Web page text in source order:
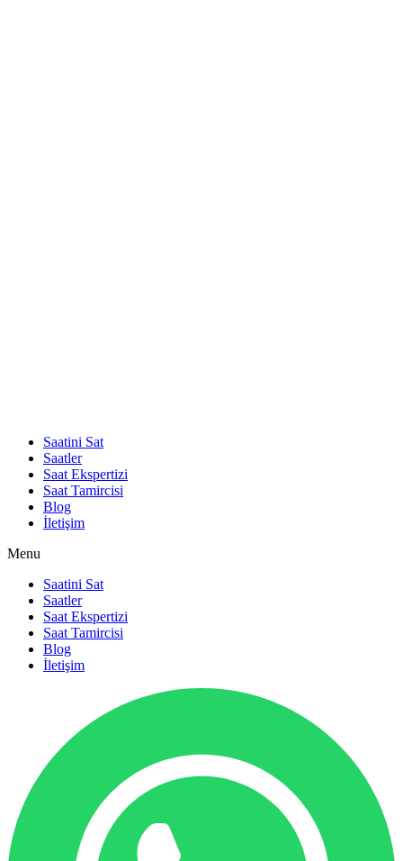
Saatini Sat
Saatler
Saat Ekspertizi
Saat Tamircisi
Blog
İletişim
Menu
Saatini Sat
Saatler
Saat Ekspertizi
Saat Tamircisi
Blog
İletişim